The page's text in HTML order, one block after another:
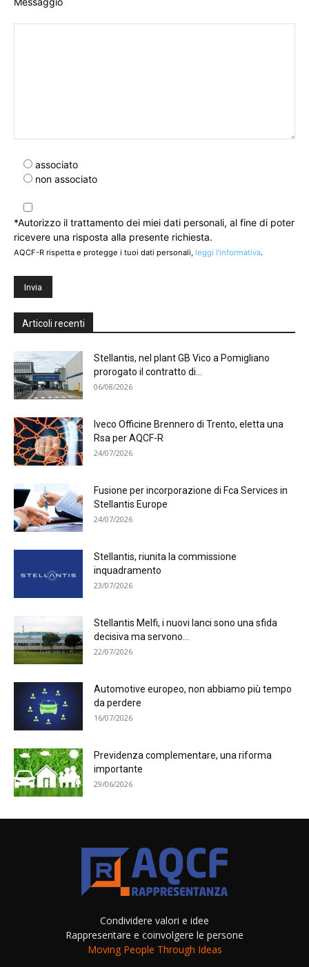
associato
non associato
*Autorizzo il trattamento dei miei dati personali, al fine di poter
ricevere una risposta alla presente richiesta.
AQCF-R rispetta e protegge i tuoi dati personali, leggi l'informativa.
prega
di
lasciare
vuoto
campo.
Articoli recenti
Stellantis, nel plant GB Vico a Pomigliano
prorogato il contratto di...
06/08/2026
Iveco Officine Brennero di Trento, eletta una
Rsa per AQCF-R
24/07/2026
Fusione per incorporazione di Fca Services in
Stellantis Europe
24/07/2026
Stellantis, riunita la commissione
inquadramento
23/07/2026
Stellantis Melfi, i nuovi lanci sono una sfida
decisiva ma servono...
22/07/2026
Automotive europeo, non abbiamo più tempo
da perdere
16/07/2026
Previdenza complementare, una riforma
importante
29/06/2026
Condividere valori e idee
Rappresentare e coinvolgere le persone
Moving People Through Ideas